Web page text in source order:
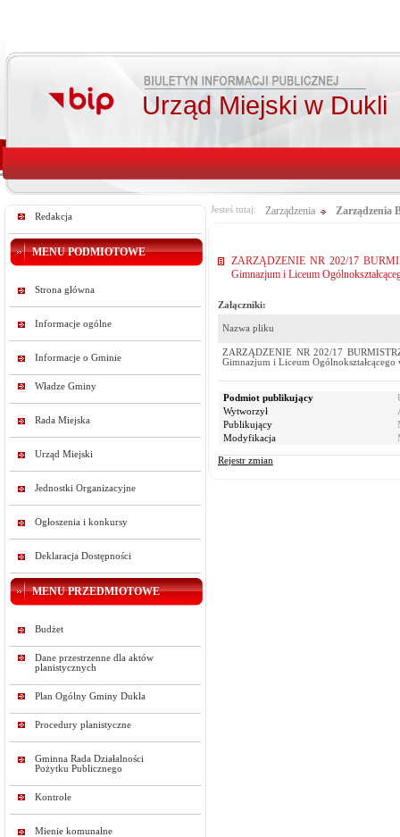
Urząd Miejski w Dukli
Redakcja
MENU PODMIOTOWE
Strona główna
Informacje ogólne
Informacje o Gminie
Władze Gminy
Rada Miejska
Urząd Miejski
Jednostki Organizacyjne
Ogłoszenia i konkursy
Deklaracja Dostępności
MENU PRZEDMIOTOWE
Budżet
Dane przestrzenne dla aktów
planistycznych
Plan Ogólny Gminy Dukla
Procedury planistyczne
Gminna Rada Działalności
Pożytku Publicznego
Kontrole
Mienie komunalne
Jesteś tutaj: Zarządzenia Zarządzenia
ZARZĄDZENIE NR 202/17
Gimnazjum i Liceum
Załączniki:
Nazwa pliku
ZARZĄDZENIE NR 202/17
Gimnazjum i Liceum
Podmiot publikujący
Wytworzył
Publikujący
Modyfikacja
Rejestr zmian